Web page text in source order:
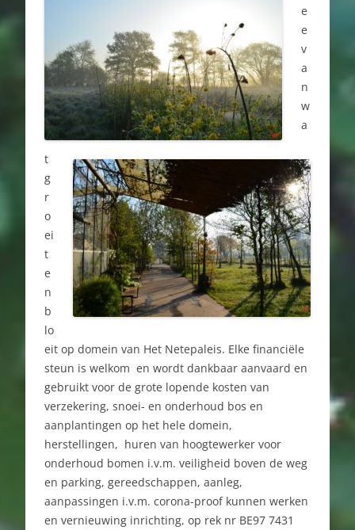
e
e
v
a
n
w
a
t
g
r
o
ei
t
e
n
b
lo
eit op domein van Het Netepaleis. Elke financiële
steun is welkom en wordt dankbaar aanvaard en
gebruikt voor de grote lopende kosten van
verzekering, snoei- en onderhoud bos en
aanplantingen op het hele domein,
herstellingen, huren van hoogtewerker voor
onderhoud bomen i.v.m. veiligheid boven de weg
en parking, gereedschappen, aanleg,
aanpassingen i.v.m. corona-proof kunnen werken
en vernieuwing inrichting, op rek nr BE97 7431